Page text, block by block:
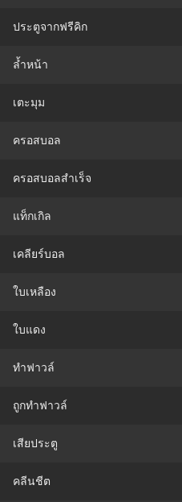
ประตูจากฟรีคิก
ล้ำหน้า
เตะมุม
ครอสบอล
ครอสบอลสำเร็จ
แท็กเกิล
เคลียร์บอล
ใบเหลือง
ใบแดง
ทำฟาวล์
ถูกทำฟาวล์
เสียประตู
คลีนชีต